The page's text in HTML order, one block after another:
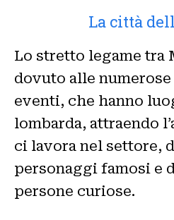
La città
Lo stretto legame tra
dovuto alle
eventi, che hanno
lombarda, attraendo
ci lavora nel settore,
personaggi famosi e
persone curiose.